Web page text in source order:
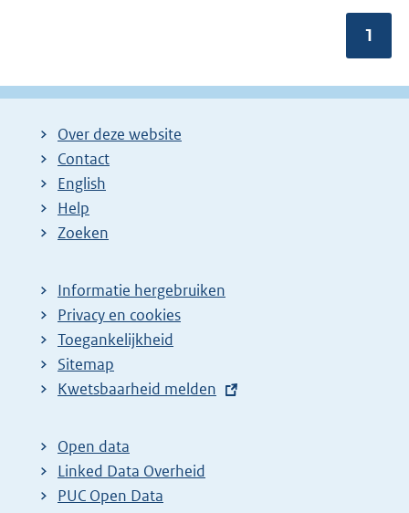
1
Over deze website
Contact
English
Help
Zoeken
Informatie hergebruiken
Privacy en cookies
Toegankelijkheid
Sitemap
E
t
e
r
Kwetsbaarheid melden
Open data
Linked Data Overheid
PUC Open Data